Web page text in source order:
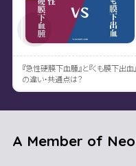
『急性硬膜下血腫』と『くも膜下出血
の違い・共通点は？
A Member of